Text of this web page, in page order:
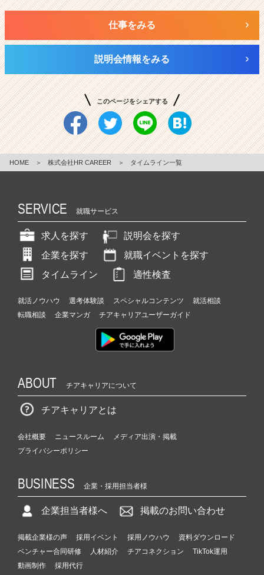
仕事をみる
説明会情報をみる
このページをシェアする
HOME ＞ 株式会社HR CAREER ＞ タイムライン一覧
SERVICE 就職サービス
求人を探す
説明会を探す
企業を探す
就職イベントを探す
タイムライン
適性検査
就活ノウハウ 選考体験談 スペシャルコンテンツ
就活相談
転職相談
企業マンガ チアキャリアユーザーガイド
ABOUT チアキャリアについて
チアキャリアとは
会社概要 ニュースルーム
メディア出演・掲載
プライバシーポリシー
BUSINESS 企業・採用担当者様
企業担当者様へ 掲載のお問い合わせ
掲載企業様の声 採用イベント 採用ノウハウ
資料ダウンロード
ベンチャー合同研修
人材紹介 チアコネクション
TikTok運用
動画制作
採用代行